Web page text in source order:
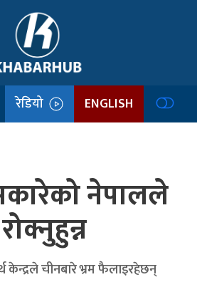
रेडियो ENGLISH
नेपालले
केन्द्रले चीनबारे भ्रम फैलाइरहेछन्‌